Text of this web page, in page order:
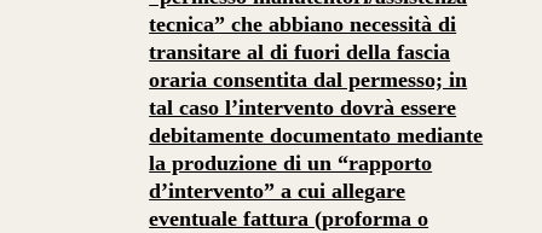
tecnica” che abbiano necessità di
transitare al di fuori della fascia
oraria consentita dal permesso; in
tal caso l’intervento dovrà essere
debitamente documentato mediante
la produzione di un “rapporto
d’intervento” a cui allegare
eventuale fattura (proforma o